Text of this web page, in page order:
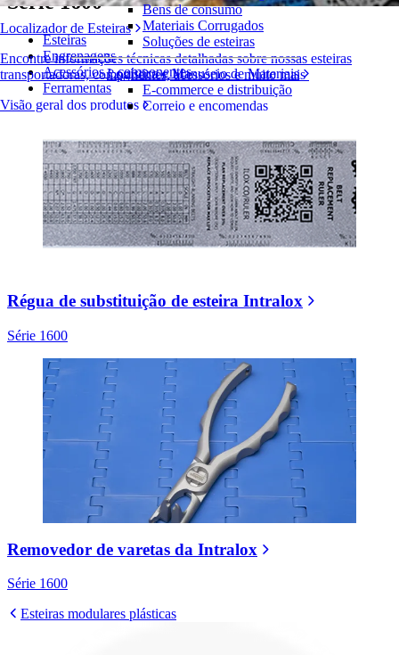
Localizador de Esteiras
Encontre informações técnicas detalhadas sobre nossas esteiras
transportadoras, componentes, acessórios e muito mais
Visão geral dos produtos
Bens de consumo
Materiais Corrugados
Soluções de esteiras
Logística e Manuseio de Materiais
E-commerce e distribuição
Correio e encomendas
Pneus
Automotivo
Baterias de VE
Industrial
Visão geral das indústrias
Esteiras
Engrenagens
Acessórios e componentes
Ferramentas
Régua de substituição de esteira Intralox
Série 1600
Removedor de varetas da Intralox
Série 1600
Esteiras modulares plásticas